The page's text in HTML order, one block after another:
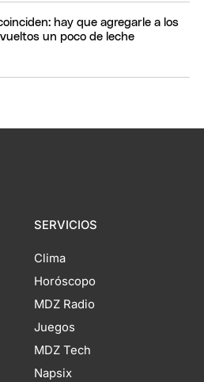
hay que agregarle a los
un poco de leche
SERVICIOS
Clima
Horóscopo
MDZ Radio
Juegos
MDZ Tech
Napsix